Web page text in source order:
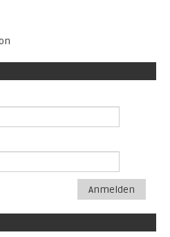
Anmelden